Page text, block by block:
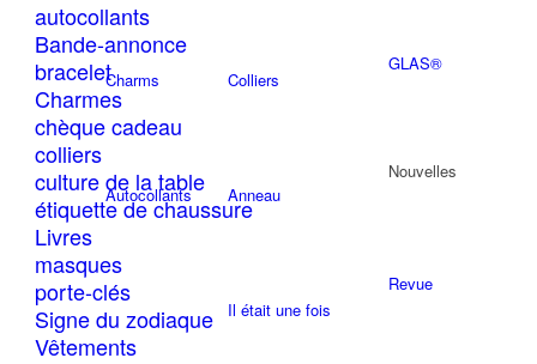
Charms
Autocollants
Colliers
Anneau
Il était une fois
GLAS®
Nouvelles
Revue
choisies
produit
autocollants
Bande-annonce
bracelet
Charmes
chèque cadeau
colliers
culture de la table
étiquette de chaussure
Livres
masques
porte-clés
Signe du zodiaque
Vêtements